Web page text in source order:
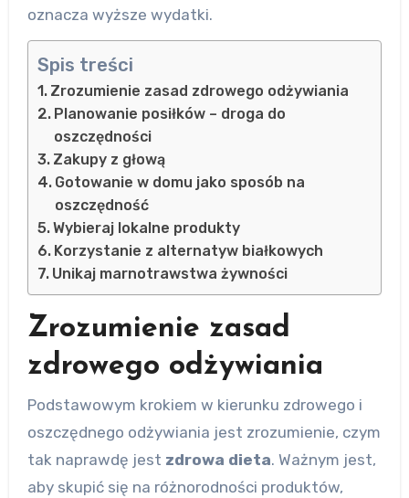
oznacza wyższe wydatki.
Spis treści
Zrozumienie zasad zdrowego odżywiania
Planowanie posiłków – droga do
oszczędności
Zakupy z głową
Gotowanie w domu jako sposób na
oszczędność
Wybieraj lokalne produkty
Korzystanie z alternatyw białkowych
Unikaj marnotrawstwa żywności
Zrozumienie zasad
zdrowego odżywiania
Podstawowym krokiem w kierunku zdrowego i
oszczędnego odżywiania jest zrozumienie, czym
tak naprawdę jest zdrowa dieta. Ważnym jest,
aby skupić się na różnorodności produktów,